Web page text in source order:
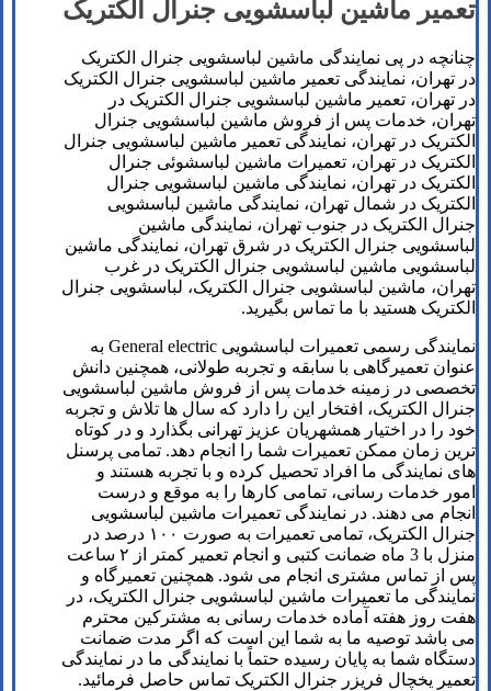
تعمیر ماشین لباسشویی جنرال الکتریک
چنانچه در پی نمایندگی ماشین لباسشویی جنرال الکتریک
در تهران، نمایندگی تعمیر ماشین لباسشویی جنرال الکتریک
در تهران، تعمیر ماشین لباسشویی جنرال الکتریک در
تهران، خدمات پس از فروش ماشین لباسشویی جنرال
الکتریک در تهران، نمایندگی تعمیر ماشین لباسشویی جنرال
الکتریک در تهران، تعمیرات ماشین لباسشوئی جنرال
الکتریک در تهران، نمایندگی ماشین لباسشویی جنرال
الکتریک در شمال تهران، نمایندگی ماشین لباسشویی
جنرال الکتریک در جنوب تهران، نمایندگی ماشین
لباسشویی جنرال الکتریک در شرق تهران، نمایندگی ماشین
لباسشویی ماشین لباسشویی جنرال الکتریک در غرب
تهران، ماشین لباسشویی جنرال الکتریک، لباسشویی جنرال
الکتریک هستید با ما تماس بگیرید.
نمایندگی رسمی تعمیرات لباسشویی General electric به
عنوان تعمیرگاهی با سابقه و تجربه طولانی، همچنین دانش
تخصصی در زمینه خدمات پس از فروش ماشین لباسشویی
جنرال الکتریک، افتخار این را دارد که سال ها تلاش و تجربه
خود را در اختیار همشهریان عزیز تهرانی بگذارد و در کوتاه
ترین زمان ممکن تعمیرات شما را انجام دهد. تمامی پرسنل
های نمایندگی ما افراد تحصیل کرده و با تجربه هستند و
امور خدمات رسانی، تمامی کارها را به موقع و درست
انجام می دهند. در نمایندگی تعمیرات ماشین لباسشویی
جنرال الکتریک، تمامی تعمیرات به صورت ۱۰۰ درصد در
منزل با 3 ماه ضمانت کتبی و انجام تعمیر کمتر از ۲ ساعت
پس از تماس مشتری انجام می شود. همچنین تعمیرگاه و
نمایندگی ما تعمیرات ماشین لباسشویی جنرال الکتریک، در
هفت روز هفته آماده خدمات رسانی به مشترکین محترم
می باشد توصیه ما به شما این است که اگر مدت ضمانت
دستگاه شما به پایان رسیده حتماً با نمایندگی ما در نمایندگی
تعمیر یخچال فریزر جنرال الکتریک تماس حاصل فرمائید.